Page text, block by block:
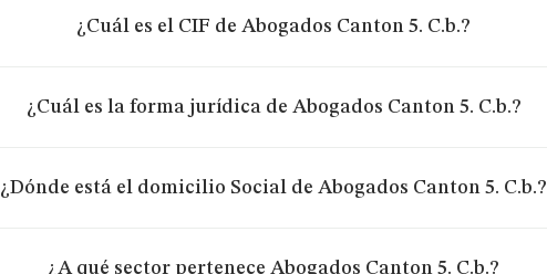
¿Cuál es el CIF de Abogados Canton 5. C.b.?
¿Cuál es la forma jurídica de Abogados Canton 5. C.b.?
¿Dónde está el domicilio Social de Abogados Canton 5. C.b.?
¿A qué sector pertenece Abogados Canton 5. C.b.?